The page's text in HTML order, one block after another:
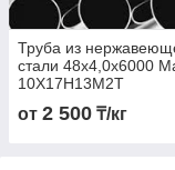
Труба из
стали 48х4,0х6000
10Х17Н13М2Т
от 2 500 ₸/кг